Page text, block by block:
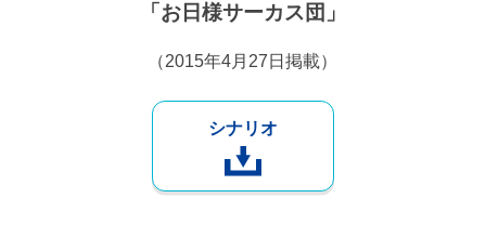
「お日様サーカス団」
（2015年4月27日掲載）
シナリオ